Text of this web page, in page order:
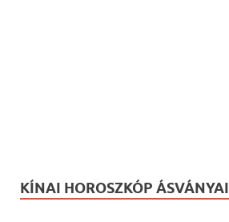
KÍNAI HOROSZKÓP ÁSVÁNYAI